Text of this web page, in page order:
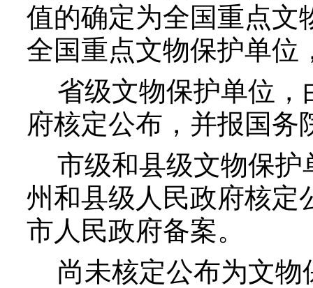
值的确定为全国重点文
全国重点文物保护单位
省级文物保护单位，
府核定公布，并报国务
市级和县级文物保护
州和县级人民政府核定
市人民政府备案。
尚未核定公布为文物